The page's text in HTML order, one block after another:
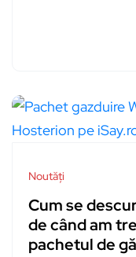
Noutăți
Cum se
de când am
pachetul de